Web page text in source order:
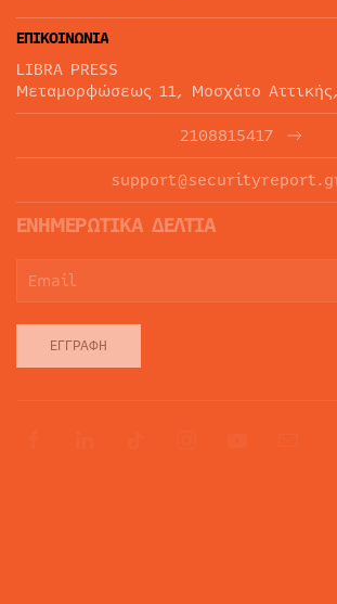
ΕΠΙΚΟΙΝΩΝΙΑ
LIBRA PRESS
Μεταμορφώσεως 11, Μοσχάτο
2108815417
ΕΝΗΜΕΡΩΤΙΚΑ ΔΕΛΤΙΑ
ΕΓΓΡΑΦΉ